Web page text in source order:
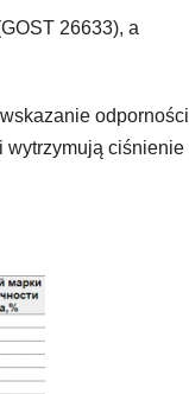
26633), a
odporności
wytrzymują ciśnienie